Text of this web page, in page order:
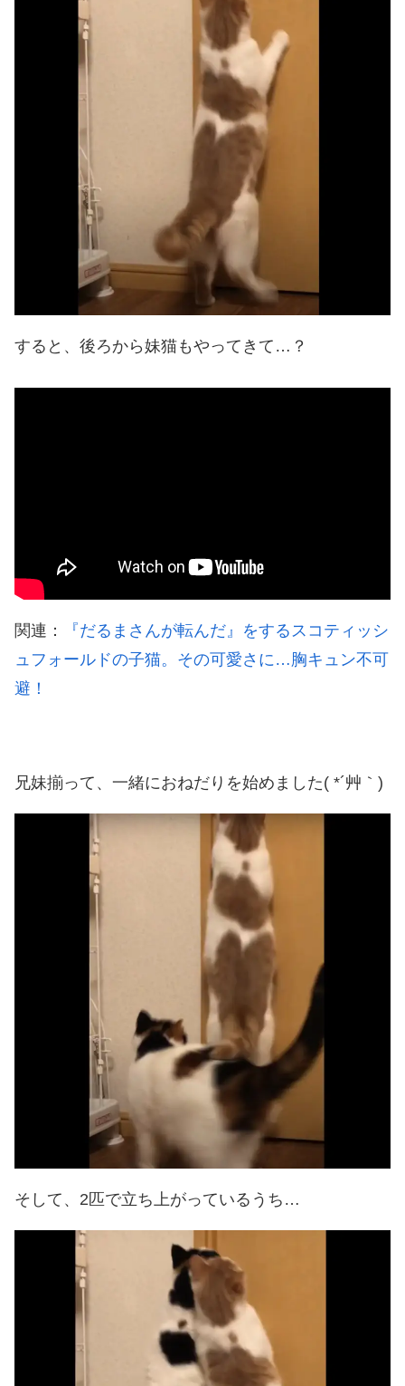
すると、後ろから妹猫もやってきて…？
関連：
『だるまさんが転んだ』をするスコティッシ
ュフォールドの子猫。その可愛さに…胸キュン不可
避！
兄妹揃って、一緒におねだりを始めました( *´艸｀)
そして、2匹で立ち上がっているうち…